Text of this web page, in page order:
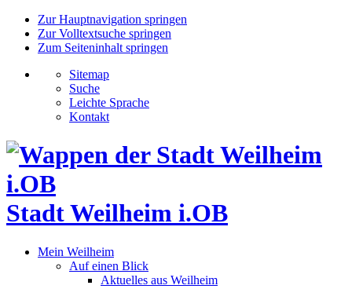
Zur Hauptnavigation springen
Zur Volltextsuche springen
Zum Seiteninhalt springen
Sitemap
Suche
Leichte Sprache
Kontakt
Stadt Weilheim i.OB
Mein Weilheim
Auf einen Blick
Aktuelles aus Weilheim